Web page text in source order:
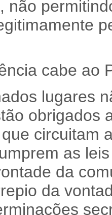
não
cabe
lugares
obrigados
circuitam
as
da
da